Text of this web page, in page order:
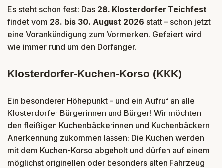
Es steht schon fest: Das 28. Klosterdorfer Teichfest
findet vom 28. bis 30. August 2026 statt – schon jetzt
eine Vorankündigung zum Vormerken. Gefeiert wird
wie immer rund um den Dorfanger.
Klosterdorfer-Kuchen-Korso (KKK)
Ein besonderer Höhepunkt – und ein Aufruf an alle
Klosterdorfer Bürgerinnen und Bürger! Wir möchten
den fleißigen Kuchenbäckerinnen und Kuchenbäckern
Anerkennung zukommen lassen: Die Kuchen werden
mit dem Kuchen-Korso abgeholt und dürfen auf einem
möglichst originellen oder besonders alten Fahrzeug